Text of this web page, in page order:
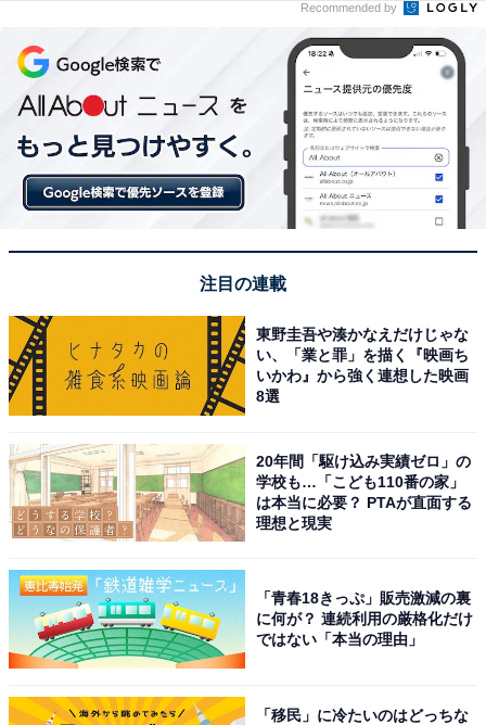
【今日チェックしたい】JVCケンウッドの人気商
品5選
JVCケンウッド「EX-S55-T」
JVCケンウッド EX-S55-T ウッドコーンシリーズ
Bluetooth搭載 ハイレゾ音源再生 録音対応USB端子搭載
コンパクトコンポーネントシステム ブラウン
Amazonで見る
JVCケンウッド「LCA-10」
JVCケンウッド KENWOOD LCA-10 コンパクトCDコンポ
Recommended by
注目の連載
東野圭吾や湊かなえだけじゃな
い、「業と罪」を描く『映画ち
いかわ』から強く連想した映画
8選
20年間「駆け込み実績ゼロ」の
学校も…「こども110番の家」
は本当に必要？ PTAが直面する
理想と現実
「青春18きっぷ」販売激減の裏
に何が？ 連続利用の厳格化だけ
ではない「本当の理由」
「移民」に冷たいのはどっちな